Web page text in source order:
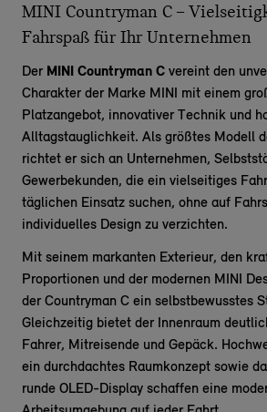
MINI Countryman C –
Fahrspaß für Ihr Unternehmen
Der MINI Countryman C vereint den
Charakter der Marke MINI mit einem
Platzangebot, innovativer Technik und
Alltagstauglichkeit. Als größtes Modell
richtet er sich an Unternehmen,
Gewerbekunden, die ein vielseitiges
täglichen Einsatz suchen, ohne auf
individuelles Design zu verzichten.
Mit seinem markanten Exterieur, den
Proportionen und der modernen MINI
der Countryman C ein selbstbewusstes
Gleichzeitig bietet der Innenraum
Fahrer, Mitreisende und Gepäck.
ein durchdachtes Raumkonzept sowie
runde OLED-Display schaffen eine